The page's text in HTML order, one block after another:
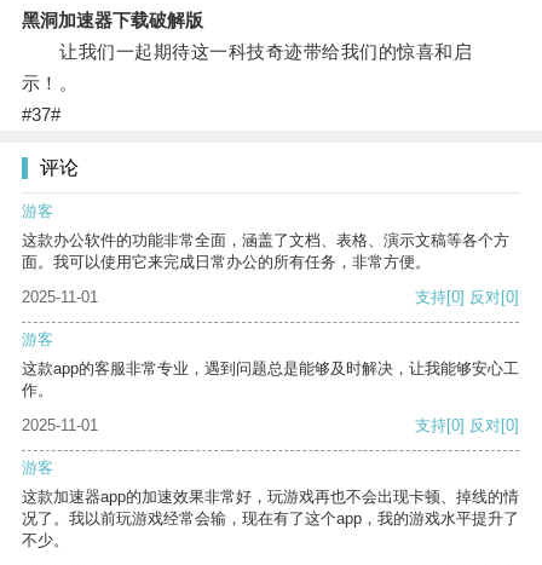
黑洞加速器下载破解版
让我们一起期待这一科技奇迹带给我们的惊喜和启
示！。
#37#
评论
游客
这款办公软件的功能非常全面，涵盖了文档、表格、演示文稿等各个方
面。我可以使用它来完成日常办公的所有任务，非常方便。
2025-11-01
支持[0] 反对[0]
游客
这款app的客服非常专业，遇到问题总是能够及时解决，让我能够安心工
作。
2025-11-01
支持[0] 反对[0]
游客
这款加速器app的加速效果非常好，玩游戏再也不会出现卡顿、掉线的情
况了。我以前玩游戏经常会输，现在有了这个app，我的游戏水平提升了
不少。